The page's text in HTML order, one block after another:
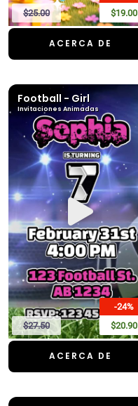
$19.00
$25.00
ACERCA DE
Football - Girl
Invitaciones Animadas
-24%
$20.90
$27.50
ACERCA DE